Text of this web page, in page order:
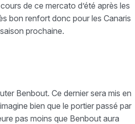
de ce mercato d’été après les
bon renfort donc pour les Canaris
prochaine.
Benbout. Ce dernier sera mis en
bien que le portier passé par
pas moins que Benbout aura